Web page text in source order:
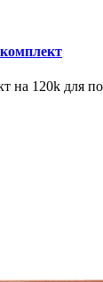
на 120k для